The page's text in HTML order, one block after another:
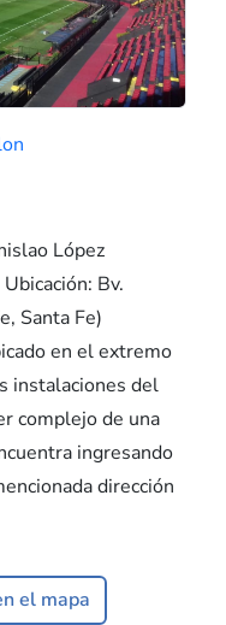
López
Bv.
Santa Fe)
en el extremo
instalaciones del
complejo de una
ingresando
dirección
el mapa